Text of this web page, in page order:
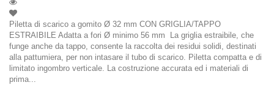
Piletta di scarico a gomito Ø 32 mm CON GRIGLIA/TAPPO
ESTRAIBILE Adatta a fori Ø minimo 56 mm La griglia estraibile, che
funge anche da tappo, consente la raccolta dei residui solidi, destinati
alla pattumiera, per non intasare il tubo di scarico. Piletta compatta e di
limitato ingombro verticale. La costruzione accurata ed i materiali di
prima...